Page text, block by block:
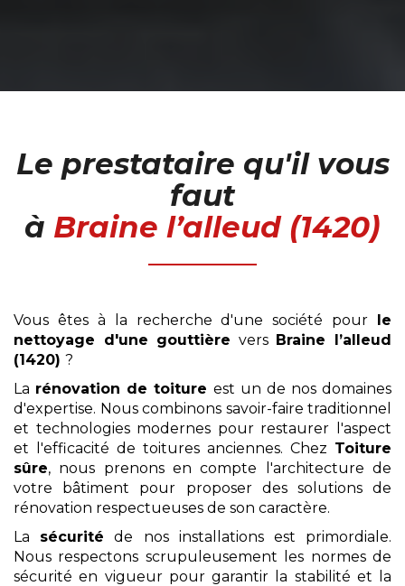
Le prestataire qu'il vous
faut
à Braine l’alleud (1420)
Vous êtes à la recherche d'une société pour le
nettoyage
d'une gouttière vers Braine l’alleud
(1420) ?
La rénovation de toiture est un de nos domaines
d'expertise. Nous combinons savoir-faire traditionnel
et technologies modernes pour restaurer l'aspect
et l'efficacité de toitures anciennes. Chez Toiture
sûre, nous prenons en compte l'architecture de
votre bâtiment pour proposer des solutions de
rénovation respectueuses de son caractère.
La sécurité de nos installations est primordiale.
Nous respectons scrupuleusement les normes de
sécurité en vigueur pour garantir la stabilité et la